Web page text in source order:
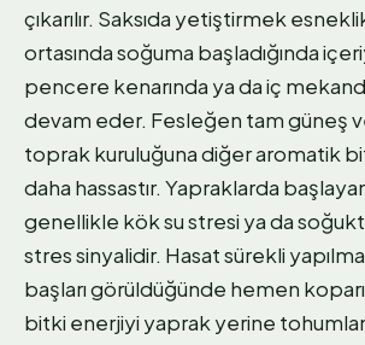
çıkarılır. Saksıda yetiştirmek
ortasında soğuma başladığında
pencere kenarında ya da iç
devam eder. Fesleğen tam güneş
toprak kuruluğuna diğer aromatik
daha hassastır. Yapraklarda
genellikle kök su stresi ya da
stres sinyalidir. Hasat sürekli
başları görüldüğünde hemen
bitki enerjiyi yaprak yerine